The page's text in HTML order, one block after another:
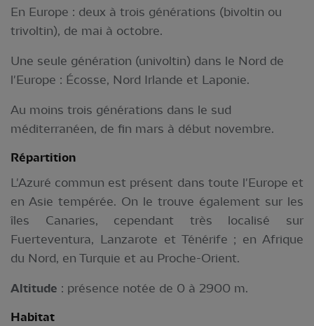
En Europe : deux à trois générations (bivoltin ou
trivoltin), de mai à octobre.
Une seule génération (univoltin) dans le Nord de
l'Europe : Écosse, Nord Irlande et Laponie.
Au moins trois générations dans le sud
méditerranéen, de fin mars à début novembre.
Répartition
L'Azuré commun est présent dans toute l'Europe et
en Asie tempérée. On le trouve également sur les
îles Canaries, cependant très localisé sur
Fuerteventura, Lanzarote et Ténérife ; en Afrique
du Nord, en Turquie et au Proche-Orient.
Altitude : présence notée de 0 à 2900 m.
Habitat